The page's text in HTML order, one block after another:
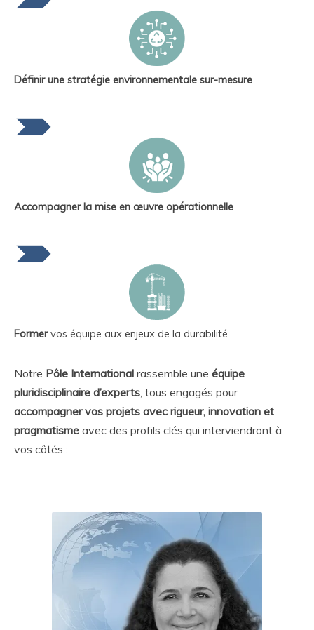
Définir une stratégie environnementale sur-mesure
Accompagner la mise en œuvre opérationnelle
Formervos équipe aux enjeux de la durabilité
Notre Pôle International rassemble une équipe
pluridisciplinaire d’experts , tous engagés pour
accompagner vos projets avec rigueur, innovation et
pragmatisme avec des profils clés qui interviendront à
vos côtés :